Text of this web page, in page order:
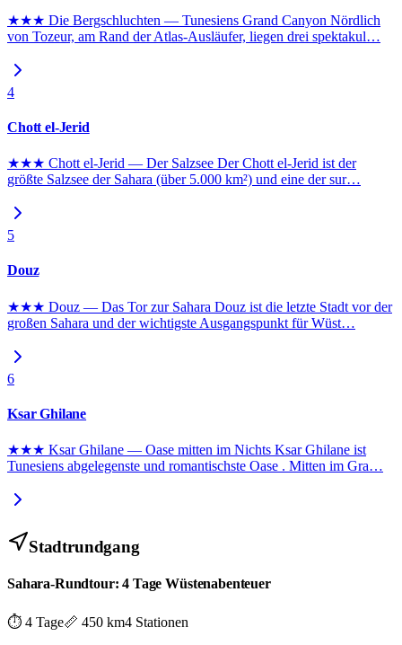
★★★ Die Bergschluchten — Tunesiens Grand Canyon Nördlich
von Tozeur, am Rand der Atlas-Ausläufer, liegen drei spektakul…
4
Chott el-Jerid
★★★ Chott el-Jerid — Der Salzsee Der Chott el-Jerid ist der
größte Salzsee der Sahara (über 5.000 km²) und eine der sur…
5
Douz
★★★ Douz — Das Tor zur Sahara Douz ist die letzte Stadt vor der
großen Sahara und der wichtigste Ausgangspunkt für Wüst…
6
Ksar Ghilane
★★★ Ksar Ghilane — Oase mitten im Nichts Ksar Ghilane ist
Tunesiens abgelegenste und romantischste Oase . Mitten im Gra…
Stadtrundgang
Sahara-Rundtour: 4 Tage Wüstenabenteuer
⏱ 4 Tage📏 450 km4 Stationen